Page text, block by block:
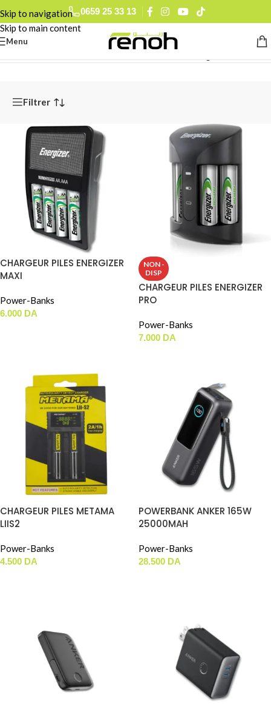
Skip to navigation
Skip to main content
0659 25 33 13
0793 78 74 27
0560 90 52 15
Menu
Filtrer
CHARGEUR PILES ENERGIZER
MAXI
Power-Banks
6.000 DA
NON -
DISP
CHARGEUR PILES ENERGIZER
PRO
Power-Banks
7.000 DA
CHARGEUR PILES METAMA
LIIS2
Power-Banks
4.500 DA
POWERBANK ANKER 165W
25000MAH
Power-Banks
28.500 DA